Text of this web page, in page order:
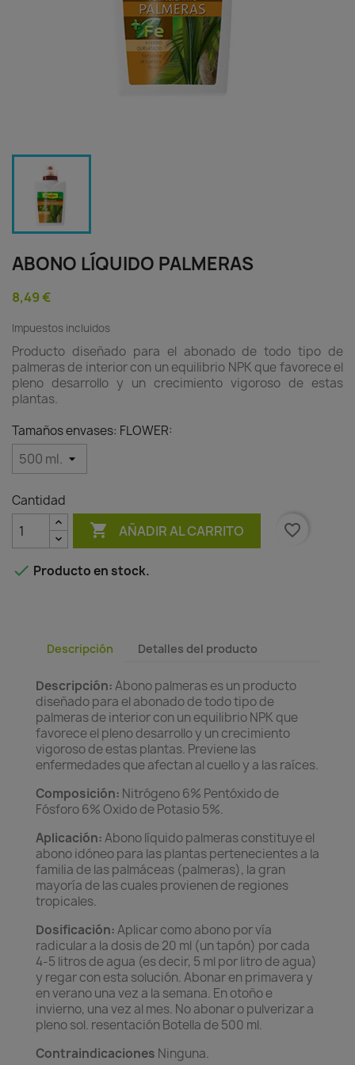
ABONO LÍQUIDO PALMERAS
8,49 €
Impuestos incluidos
Producto diseñado para el abonado de todo tipo de
palmeras de interior con un equilibrio NPK que favorece el
pleno desarrollo y un crecimiento vigoroso de estas
plantas.
Tamaños envases: FLOWER:
Cantidad
 AÑADIR AL CARRITO favorite_border
 Producto en stock.
Descripción Detalles del producto
Descripción:Abono palmeras es un producto
diseñado para el abonado de todo tipo de
palmeras de interior con un equilibrio NPK que
favorece el pleno desarrollo y un crecimiento
vigoroso de estas plantas. Previene las
enfermedades que afectan al cuello y a las raíces.
Composición: Nitrógeno 6% Pentóxido de
Fósforo 6% Oxido de Potasio 5%.
Aplicación:Abono líquido palmeras constituye el
abono idóneo para las plantas pertenecientes a la
familia de las palmáceas (palmeras), la gran
mayoría de las cuales provienen de regiones
tropicales.
Dosificación:Aplicar como abono por vía
radicular a la dosis de 20 ml (un tapón) por cada
4-5 litros de agua (es decir, 5 ml por litro de agua)
y regar con esta solución. Abonar en primavera y
en verano una vez a la semana. En otoño e
invierno, una vez al mes. No abonar o pulverizar a
pleno sol. resentación Botella de 500 ml.
Contraindicaciones Ninguna.